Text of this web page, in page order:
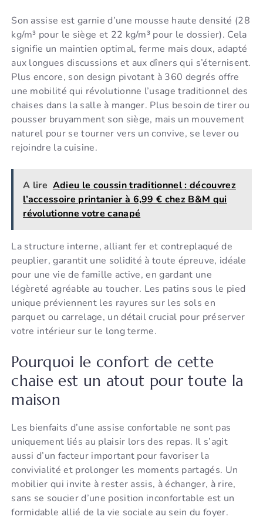
Son assise est garnie d’une mousse haute densité (28
kg/m³ pour le siège et 22 kg/m³ pour le dossier). Cela
signifie un maintien optimal, ferme mais doux, adapté
aux longues discussions et aux dîners qui s’éternisent.
Plus encore, son design pivotant à 360 degrés offre
une mobilité qui révolutionne l’usage traditionnel des
chaises dans la salle à manger. Plus besoin de tirer ou
pousser bruyamment son siège, mais un mouvement
naturel pour se tourner vers un convive, se lever ou
rejoindre la cuisine.
A lire Adieu le coussin traditionnel : découvrez
l’accessoire printanier à 6,99 € chez B&M qui
révolutionne votre canapé
La structure interne, alliant fer et contreplaqué de
peuplier, garantit une solidité à toute épreuve, idéale
pour une vie de famille active, en gardant une
légèreté agréable au toucher. Les patins sous le pied
unique préviennent les rayures sur les sols en
parquet ou carrelage, un détail crucial pour préserver
votre intérieur sur le long terme.
Pourquoi le confort de cette
chaise est un atout pour toute la
maison
Les bienfaits d’une assise confortable ne sont pas
uniquement liés au plaisir lors des repas. Il s’agit
aussi d’un facteur important pour favoriser la
convivialité et prolonger les moments partagés. Un
mobilier qui invite à rester assis, à échanger, à rire,
sans se soucier d’une position inconfortable est un
formidable allié de la vie sociale au sein du foyer.